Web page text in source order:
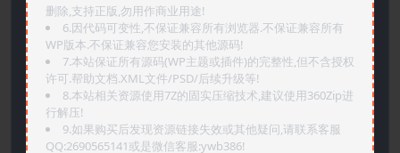
删除,支持正版,勿用作商业用途!
6.因代码可变性,不保证兼容所有浏览器.不保证兼容所有
WP版本.不保证兼容您安装的其他源码!
7.本站保证所有源码(WP主题或插件)的完整性,但不含授权
许可.帮助文档.XML文件/PSD/后续升级等!
8.本站相关资源使用7Z的固实压缩技术,建议使用360Zip进
行解压!
9.如果购买后发现资源链接失效或其他疑问,请联系客服
QQ:2690565141或是微信客服:ywb386!